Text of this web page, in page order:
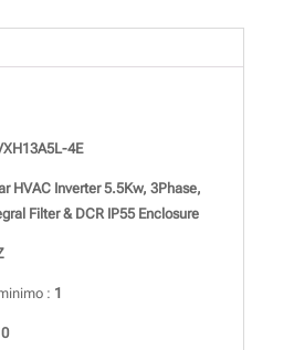
4E
HVAC Inverter 5.5Kw, 3Phase,
Filter & DCR IP55 Enclosure
: 1